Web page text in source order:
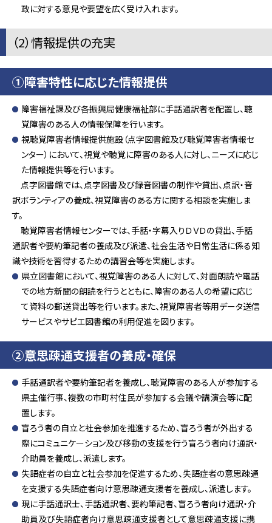
政に対する意見や要望を広く受け入れます。
（2）情報提供の充実
①障害特性に応じた情報提供
障害福祉課及び各振興局健康福祉部に手話通訳者を配置し、聴
覚障害のある人の情報保障を行います。
視聴覚障害者情報提供施設（点字図書館及び聴覚障害者情報セ
ンター）において、視覚や聴覚に障害のある人に対し、ニーズに応じ
た情報提供等を行います。
点字図書館では、点字図書及び録音図書の制作や貸出、点訳・音
訳ボランティアの養成、視覚障害のある方に関する相談を実施しま
す。
聴覚障害者情報センターでは、手話・字幕入りＤＶＤの貸出、手話
通訳者や要約筆記者の養成及び派遣、社会生活や日常生活に係る知
識や技術を習得するための講習会等を実施します。
県立図書館において、視覚障害のある人に対して、対面朗読や電話
での地方新聞の朗読を行うとともに、障害のある人の希望に応じ
て資料の郵送貸出等を行います。また、視覚障害者等用データ送信
サービスやサピエ図書館の利用促進を図ります。
②意思疎通支援者の養成・確保
手話通訳者や要約筆記者を養成し、聴覚障害のある人が参加する
県主催行事、複数の市町村住民が参加する会議や講演会等に配
置します。
盲ろう者の自立と社会参加を推進するため、盲ろう者が外出する
際にコミュニケーション及び移動の支援を行う盲ろう者向け通訳・
介助員を養成し、派遣します。
失語症者の自立と社会参加を促進するため、失語症者の意思疎通
を支援する失語症者向け意思疎通支援者を養成し、派遣します。
現に手話通訳士、手話通訳者、要約筆記者、盲ろう者向け通訳・介
助員及び失語症者向け意思疎通支援者として意思疎通支援に携